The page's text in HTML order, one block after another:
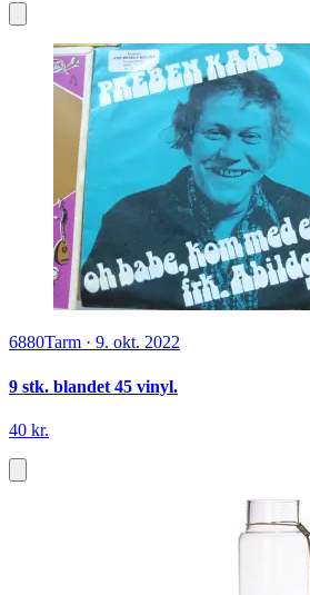
6880Tarm · 9. okt. 2022
9 stk. blandet 45 vinyl.
40 kr.